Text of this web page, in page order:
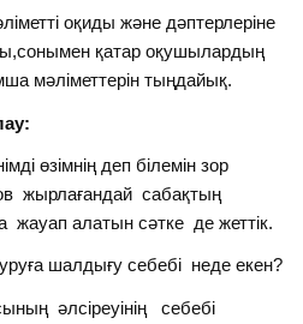
оқиды және дәптерлеріне
қатар оқушылардың
мәліметтерін тыңдайық.
өзімнің деп білемін зор
жырлағандай сабақтың
жауап алатын сәтке де жеттік.
шалдығу себебі неде екен?
әлсіреуінің себебі